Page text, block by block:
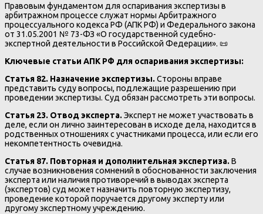
Правовым фундаментом для оспаривания экспертизы в
арбитражном процессе служат нормы Арбитражного
процессуального кодекса РФ (АПК РФ) и Федерального закона
от 31.05.2001 № 73-ФЗ «О государственной судебно-
экспертной деятельности в Российской Федерации». 📜
Ключевые статьи АПК РФ для оспаривания экспертизы:
Статья 82. Назначение экспертизы.Стороны вправе
представить суду вопросы, подлежащие разрешению при
проведении экспертизы. Суд обязан рассмотреть эти вопросы.
Статья 23. Отвод эксперта.Эксперт не может участвовать в
деле, если он лично заинтересован в исходе дела, находится в
родственных отношениях с участниками процесса, или если его
некомпетентность очевидна.
Статья 87. Повторная и дополнительная экспертиза.В
случае возникновения сомнений в обоснованности заключения
эксперта или наличия противоречий в выводах эксперта
(экспертов) суд может назначить повторную экспертизу,
проведение которой поручается другому эксперту или
другому экспертному учреждению.